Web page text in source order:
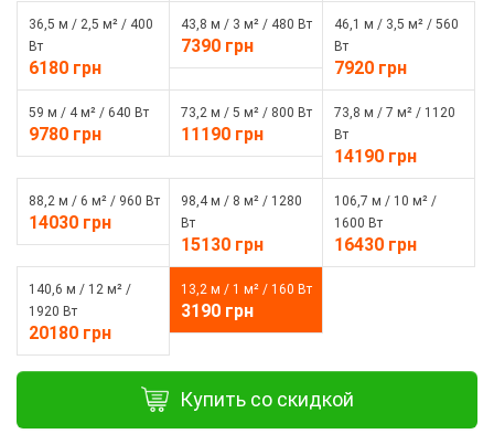
36,5 м / 2,5 м² / 400
Вт
6180 грн
43,8 м / 3 м² / 480 Вт
7390 грн
46,1 м / 3,5 м² / 560
Вт
7920 грн
59 м / 4 м² / 640 Вт
9780 грн
73,2 м / 5 м² / 800 Вт
11190 грн
73,8 м / 7 м² / 1120
Вт
14190 грн
88,2 м / 6 м² / 960 Вт
14030 грн
98,4 м / 8 м² / 1280
Вт
15130 грн
106,7 м / 10 м² /
1600 Вт
16430 грн
140,6 м / 12 м² /
1920 Вт
20180 грн
13,2 м / 1 м² / 160 Вт
3190 грн
Купить со скидкой